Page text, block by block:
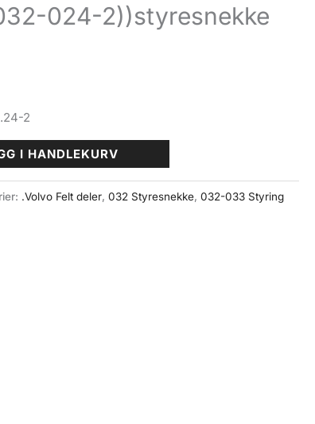
024-2))styresnekke
2
I HANDLEKURV
.Volvo Felt deler,032 Styresnekke,032-033 Styring